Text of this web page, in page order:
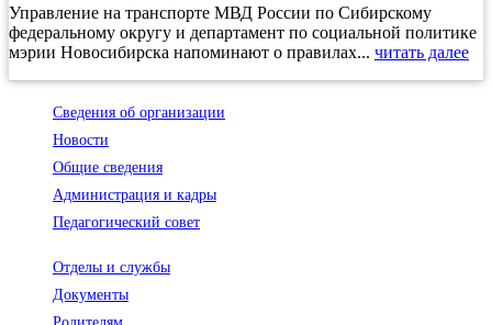
Управление на транспорте МВД России по Сибирскому
федеральному округу и департамент по социальной политике
мэрии Новосибирска напоминают о правилах... читать далее
Сведения об организации
Новости
Общие сведения
Администрация и кадры
Педагогический совет
Отделы и службы
Документы